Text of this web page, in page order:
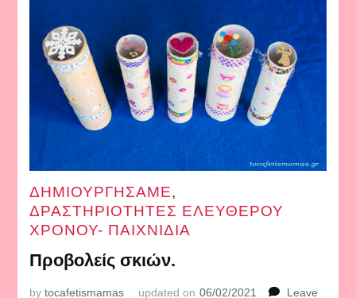
ΔΗΜΙΟΥΡΓΗΣΑΜΕ,
ΔΡΑΣΤΗΡΙΟΤΗΤΕΣ ΕΛΕΥΘΕΡΟΥ
ΧΡΟΝΟΥ- ΠΑΙΧΝΙΔΙΑ
Προβολείς σκιών.
bytocafetismamas updated on 06/02/2021 Leave